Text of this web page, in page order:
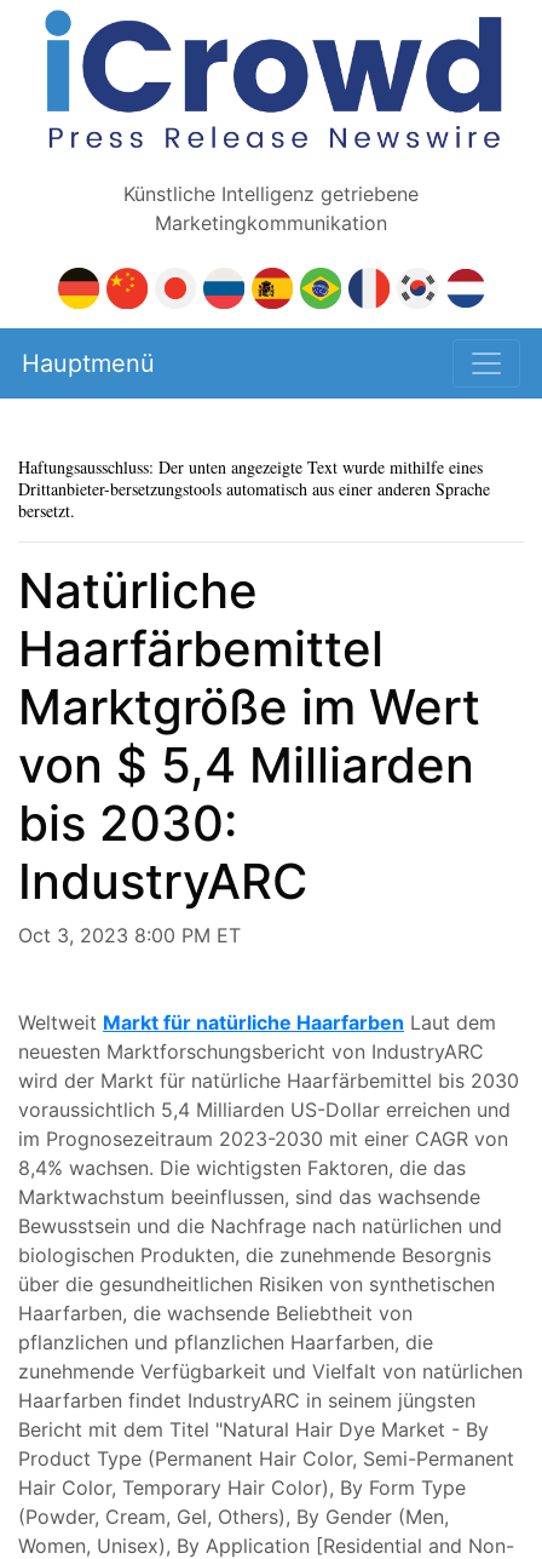
Künstliche Intelligenz getriebene
Marketingkommunikation
Hauptmenü
Haftungsausschluss: Der unten angezeigte Text wurde mithilfe eines
Drittanbieter-bersetzungstools automatisch aus einer anderen Sprache
bersetzt.
Natürliche
Haarfärbemittel
Marktgröße im Wert
von $ 5,4 Milliarden
bis 2030:
IndustryARC
Oct 3, 2023 8:00 PM ET
Weltweit Markt für natürliche Haarfarben Laut dem
neuesten Marktforschungsbericht von IndustryARC
wird der Markt für natürliche Haarfärbemittel bis 2030
voraussichtlich 5,4 Milliarden US-Dollar erreichen und
im Prognosezeitraum 2023-2030 mit einer CAGR von
8,4% wachsen. Die wichtigsten Faktoren, die das
Marktwachstum beeinflussen, sind das wachsende
Bewusstsein und die Nachfrage nach natürlichen und
biologischen Produkten, die zunehmende Besorgnis
über die gesundheitlichen Risiken von synthetischen
Haarfarben, die wachsende Beliebtheit von
pflanzlichen und pflanzlichen Haarfarben, die
zunehmende Verfügbarkeit und Vielfalt von natürlichen
Haarfarben findet IndustryARC in seinem jüngsten
Bericht mit dem Titel "Natural Hair Dye Market - By
Product Type (Permanent Hair Color, Semi-Permanent
Hair Color, Temporary Hair Color), By Form Type
(Powder, Cream, Gel, Others), By Gender (Men,
Women, Unisex), By Application [Residential and Non-